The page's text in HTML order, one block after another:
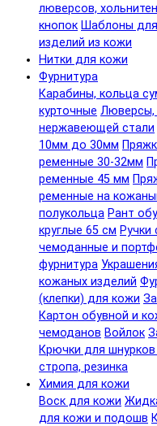
люверсов,
кнопок Шаблоны для
изделий из кожи
Нитки для кожи
Фурнитура
Карабины, кольца
курточные Люверсы,
нержавеющей стали
10мм до 30мм
ременные 30-32мм
ременные 45 мм
ременные на
полукольца Рант
круглые 65 см Ручки
чемоданные и
фурнитура
кожаных изделий
(клепки) для кожи
Картон обувной и
чемоданов Войлок
Крючки для
стропа, резинка
Химия для кожи
Воск для кожи
для кожи и подошв